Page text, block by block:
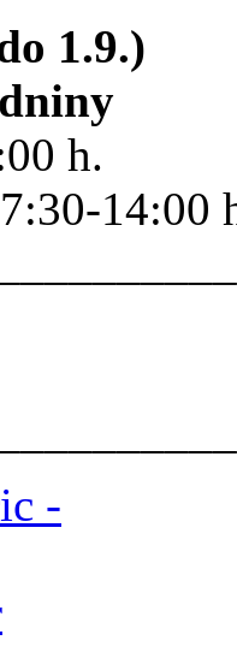
1.9.)
h.
14:00